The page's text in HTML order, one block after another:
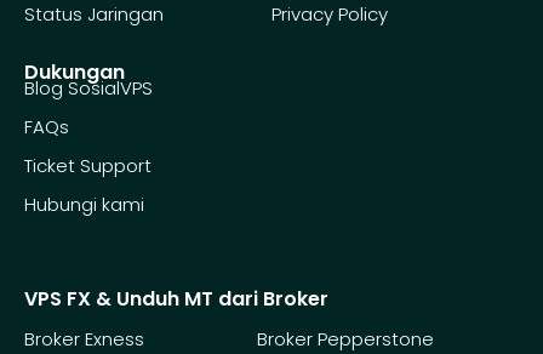
Status Jaringan
Privacy Policy
Dukungan
Blog SosialVPS
FAQs
Ticket Support
Hubungi kami
VPS FX & Unduh MT dari Broker
Broker Exness
Broker Pepperstone